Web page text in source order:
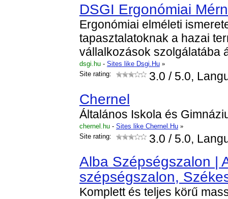
DSGI Ergonómiai
Ergonómiai elméleti
tapasztalatoknak a hazai
vállalkozások szolgálatába
dsgi.hu - Sites like Dsgi.Hu »
Site rating:
3.0 / 5.0,
Chernel
Általános Iskola és
chernel.hu - Sites like Chernel.Hu »
Site rating:
3.0 / 5.0,
Alba Szépségszalon |
szépségszalon,
Komplett és teljes körű